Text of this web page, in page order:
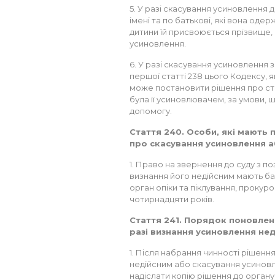
5. У разі скасування
імені та по батькові, які вона
дитини їй присвоюється прізвище,
усиновлення.
6. У разі скасування усиновлення з
першої статті 238 цього
може постановити рішення про
була її усиновлювачем, за умови,
допомогу.
Стаття 240. Особи, які мають
про скасування усиновлення
1. Право на звернення до суду з
визнання його недійсним мають
орган опіки та піклування,
чотирнадцяти років.
Стаття 241. Порядок
разі визнання усиновлення
1. Після набрання чинності
недійсним або скасування
надіслати копію рішення до